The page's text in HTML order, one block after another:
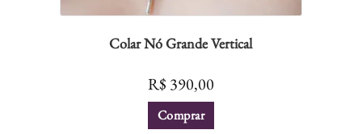
Colar Nó Grande Vertical
R$ 390,00
Comprar